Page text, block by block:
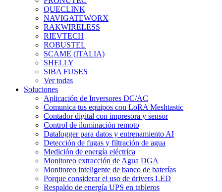
QUECLINK
NAVIGATEWORX
RAKWIRELESS
RIEVTECH
ROBUSTEL
SCAME (ITALIA)
SHELLY
SIBA FUSES
Ver todas
Soluciones
Aplicación de Inversores DC/AC
Comunica tus equipos con LoRA Meshtastic
Contador digital con impresora y sensor
Control de iluminación remoto
Datalogger para datos y entrenamiento AI
Detección de fugas y filtración de agua
Medición de energía eléctrica
Monitoreo extracción de Agua DGA
Monitoreo inteligente de banco de baterías
Porque considerar el uso de drivers LED
Respaldo de energía UPS en tableros